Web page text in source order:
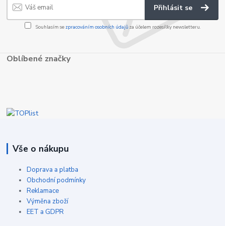
Přihlásit se
Souhlasím se zpracováním osobních údajůza účelem rozesílky newsletteru.
Oblíbené značky
Vše o nákupu
Doprava a platba
Obchodní podmínky
Reklamace
Výměna zboží
EET a GDPR